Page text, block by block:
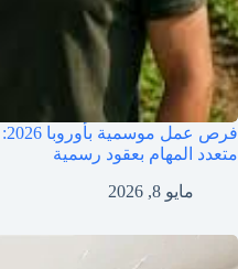
متعدد المهام بعقود رسمية
مايو 8, 2026